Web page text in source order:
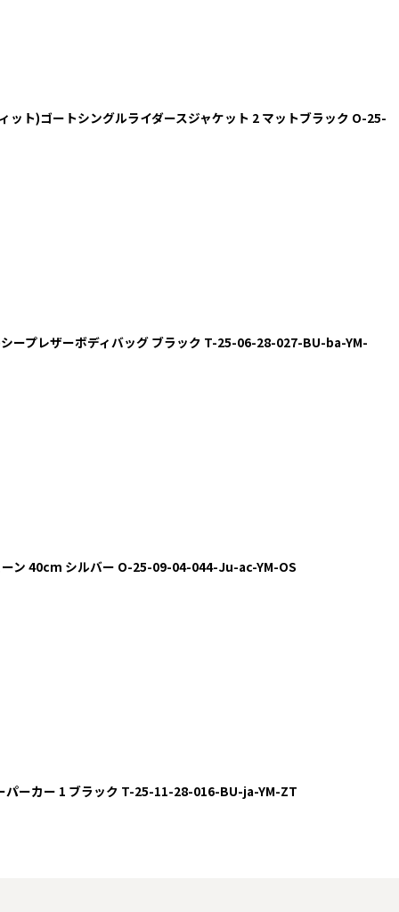
ット)ゴートシングルライダースジャケット 2 マットブラック O-25-
ープレザーボディバッグ ブラック T-25-06-28-027-BU-ba-YM-
ン 40cm シルバー O-25-09-04-044-Ju-ac-YM-OS
パーカー 1 ブラック T-25-11-28-016-BU-ja-YM-ZT